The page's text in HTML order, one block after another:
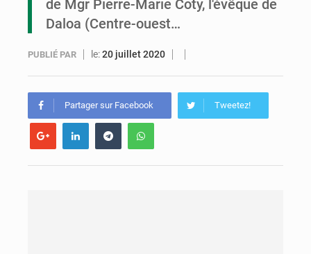
de Mgr Pierre-Marie Coty, l'évêque de
Daloa (Centre-ouest…
PUBLIÉ PAR le:20 juillet 2020
Partager sur Facebook Tweetez!